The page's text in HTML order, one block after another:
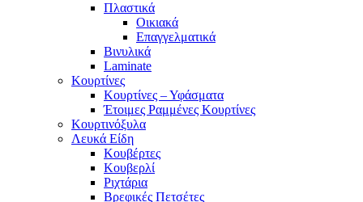
Πλαστικά
Οικιακά
Επαγγελματικά
Βινυλικά
Laminate
Κουρτίνες
Κουρτίνες – Υφάσματα
Έτοιμες Ραμμένες Κουρτίνες
Κουρτινόξυλα
Λευκά Είδη
Κουβέρτες
Κουβερλί
Ριχτάρια
Βρεφικές Πετσέτες